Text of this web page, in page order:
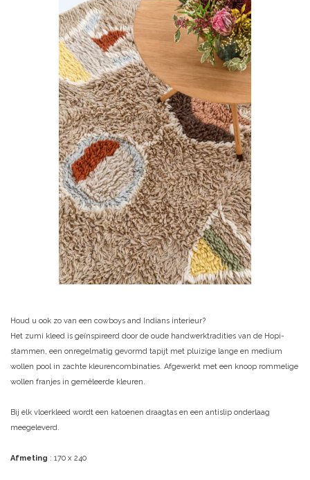
Houd u ook zo van een cowboys and Indians interieur?
Het zumi kleed is geïnspireerd door de oude handwerktradities van de Hopi-
stammen, een onregelmatig gevormd tapijt met pluizige lange en medium
wollen pool in zachte kleurencombinaties. Afgewerkt met een knoop rommelige
wollen franjes in gemêleerde kleuren.
Bij elk vloerkleed wordt een katoenen draagtas en een antislip onderlaag
meegeleverd.
Afmeting : 170 x 240